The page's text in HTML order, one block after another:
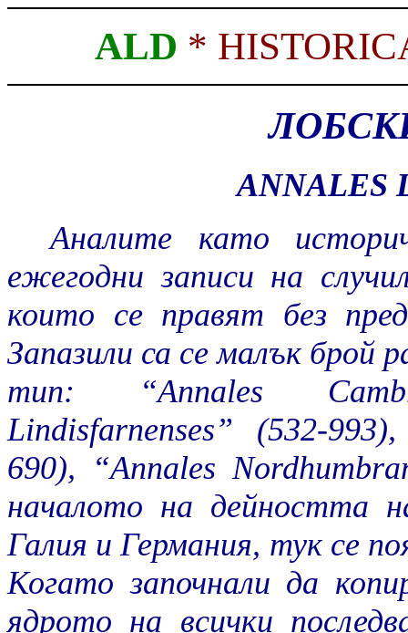
ALD *
ANNALES
Аналите като
ежегодни записи на
които се правят без
Запазили са се малък брой
тип: “Annales
Lindisfarnenses” (532-
690), “Annales
началото на дейността
Галия и Германия, тук се
Когато започнали да
ядрото на всички